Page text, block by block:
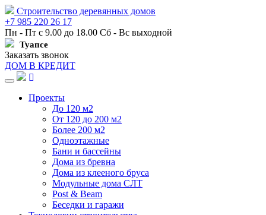
Строительство деревянных домов
+7 985 220 26 17
Пн - Пт с 9.00 до 18.00 Сб - Вс выходной
Туапсе
Заказать звонок
ДОМ В КРЕДИТ
Навигация
Проекты
До 120 м2
От 120 до 200 м2
Более 200 м2
Одноэтажные
Бани и бассейны
Дома из бревна
Дома из клееного бруса
Модульные дома СЛТ
Post & Beam
Беседки и гаражи